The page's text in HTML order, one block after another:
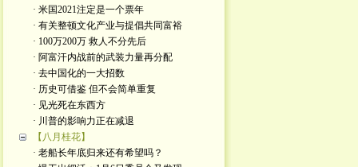
· 米国2021注定是一个票年
· 有关整顿文化产业与提倡共同富裕
· 100万200万 救人不分先后
· 阿富汗内战前的武装力量再分配
· 去中国化的一大招数
· 历史可借鉴 但不会简单重复
· 见光死在东西方
· 川普的影响力正在减退
【八月桂花】
· 老船长年底归来还有希望吗？